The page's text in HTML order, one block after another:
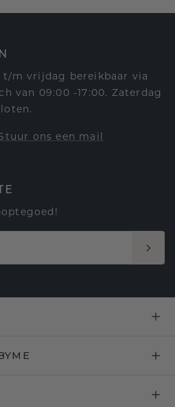
t/m vrijdag bereikbaar via
van 09:00 -17:00. Zaterdag
ons een mail